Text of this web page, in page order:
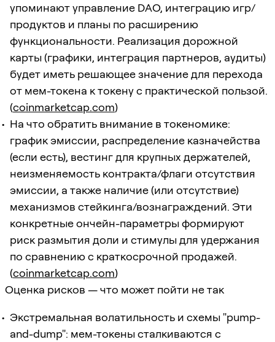
упоминают управление DAO, интеграцию игр/
продуктов и планы по расширению
функциональности. Реализация дорожной
карты (графики, интеграция партнеров, аудиты)
будет иметь решающее значение для перехода
от мем-токена к токену с практической пользой.
(coinmarketcap.com)
На что обратить внимание в токеномике:
график эмиссии, распределение казначейства
(если есть), вестинг для крупных держателей,
неизменяемость контракта/флаги отсутствия
эмиссии, а также наличие (или отсутствие)
механизмов стейкинга/вознаграждений. Эти
конкретные ончейн-параметры формируют
риск размытия доли и стимулы для удержания
по сравнению с краткосрочной продажей.
(coinmarketcap.com)
Оценка рисков — что может пойти не так
Экстремальная волатильность и схемы "pump-
and-dump": мем-токены сталкиваются с